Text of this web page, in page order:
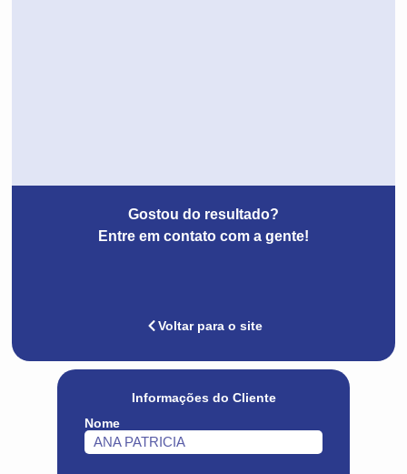
Gostou do resultado?
Entre em contato com a gente!
Voltar para o site
Informações do Cliente
Nome
ANA PATRICIA